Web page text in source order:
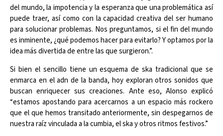
del mundo, la impotencia y la esperanza que una problemática así
puede traer, así como con la capacidad creativa del ser humano
para solucionar problemas. Nos preguntamos, si el fin del mundo
es inminente, ¿qué podemos hacer para evitarlo? Y optamos por la
idea más divertida de entre las que surgieron.”.
Si bien el sencillo tiene un esquema de ska tradicional que se
enmarca en el adn de la banda, hoy exploran otros sonidos que
buscan enriquecer sus creaciones. Ante eso, Alonso explicó
“estamos apostando para acercarnos a un espacio más rockero
que el que hemos transitado anteriormente, sin despegarnos de
nuestra raíz vinculada a la cumbia, el ska y otros ritmos festivos.”